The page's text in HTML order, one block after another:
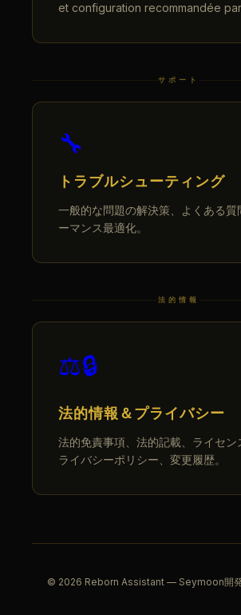
et configuration recommandée
サポート
🔧
トラブルシューティング
一般的な問題の解決策、よくある質
ーマンス最適化。
法的情報
⚖️🔒
法的情報＆プライバシー
法的免責事項、法的記載、ライセン
ライバシーポリシー、変更履歴。
© 2026 Reborn Assistant — Seymoon開